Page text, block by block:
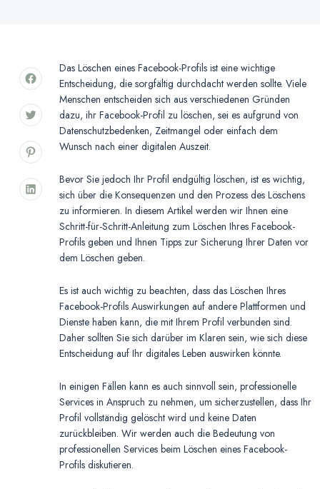
Das Löschen eines Facebook-Profils ist eine wichtige
Entscheidung, die sorgfältig durchdacht werden sollte. Viele
Menschen entscheiden sich aus verschiedenen Gründen
dazu, ihr Facebook-Profil zu löschen, sei es aufgrund von
Datenschutzbedenken, Zeitmangel oder einfach dem
Wunsch nach einer digitalen Auszeit.
Bevor Sie jedoch Ihr Profil endgültig löschen, ist es wichtig,
sich über die Konsequenzen und den Prozess des Löschens
zu informieren. In diesem Artikel werden wir Ihnen eine
Schritt-für-Schritt-Anleitung zum Löschen Ihres Facebook-
Profils geben und Ihnen Tipps zur Sicherung Ihrer Daten vor
dem Löschen geben.
Es ist auch wichtig zu beachten, dass das Löschen Ihres
Facebook-Profils Auswirkungen auf andere Plattformen und
Dienste haben kann, die mit Ihrem Profil verbunden sind.
Daher sollten Sie sich darüber im Klaren sein, wie sich diese
Entscheidung auf Ihr digitales Leben auswirken könnte.
In einigen Fällen kann es auch sinnvoll sein, professionelle
Services in Anspruch zu nehmen, um sicherzustellen, dass Ihr
Profil vollständig gelöscht wird und keine Daten
zurückbleiben. Wir werden auch die Bedeutung von
professionellen Services beim Löschen eines Facebook-
Profils diskutieren.